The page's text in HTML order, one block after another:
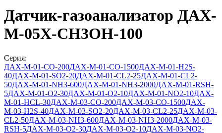
Датчик-газоанализатор ДАХ-
М-05Х-CH3OH-100
Серия:
ДАХ-М-01-СО-200ДАХ-М-01-СО-1500ДАХ-М-01-Н2S-
40ДАХ-М-01-SO2-20ДАХ-М-01-CL2-25ДАХ-М-01-CL2-
50ДАХ-М-01-NH3-600ДАХ-М-01-NH3-2000ДАХ-М-01-RSH-
5ДАХ-М-01-O2-30ДАХ-М-01-O2-10ДАХ-М-01-NO2-10ДАХ-
М-01-HCL-30ДАХ-М-03-СО-200ДАХ-М-03-СО-1500ДАХ-
М-03-Н2S-40ДАХ-М-03-SO2-20ДАХ-М-03-CL2-25ДАХ-М-03-
CL2-50ДАХ-М-03-NH3-600ДАХ-М-03-NH3-2000ДАХ-М-03-
RSH-5ДАХ-М-03-O2-30ДАХ-М-03-O2-10ДАХ-М-03-NO2-